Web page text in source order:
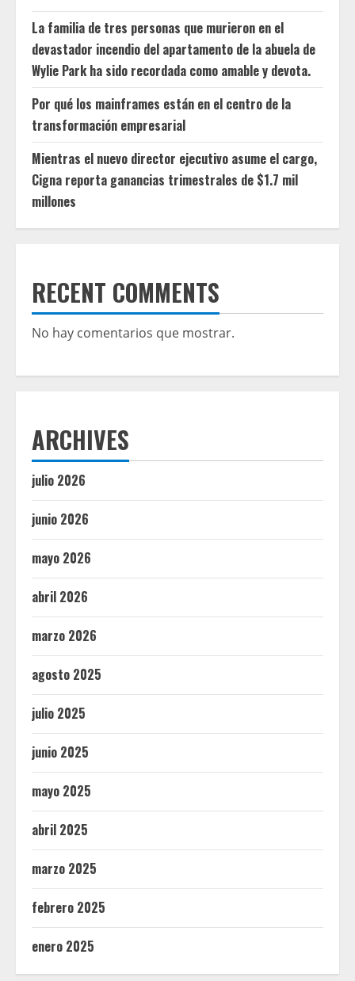
La familia de tres personas que murieron en el
devastador incendio del apartamento de la abuela de
Wylie Park ha sido recordada como amable y devota.
Por qué los mainframes están en el centro de la
transformación empresarial
Mientras el nuevo director ejecutivo asume el cargo,
Cigna reporta ganancias trimestrales de $1.7 mil
millones
RECENT COMMENTS
No hay comentarios que mostrar.
ARCHIVES
julio 2026
junio 2026
mayo 2026
abril 2026
marzo 2026
agosto 2025
julio 2025
junio 2025
mayo 2025
abril 2025
marzo 2025
febrero 2025
enero 2025